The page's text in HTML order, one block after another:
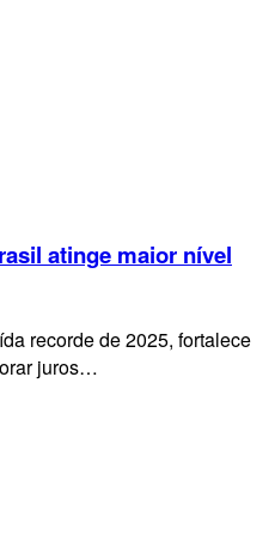
atinge maior nível
recorde de 2025, fortalece
juros…